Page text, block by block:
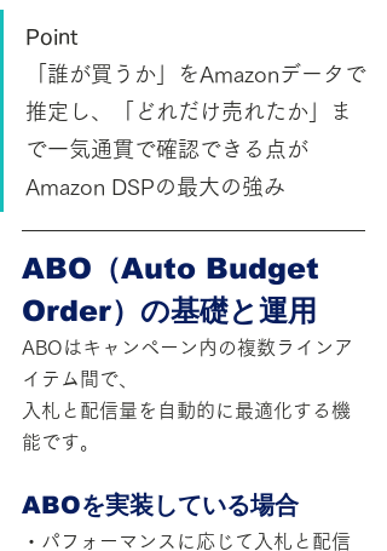
Point
「誰が買うか」をAmazonデータで
推定し、「どれだけ売れたか」ま
で一気通貫で確認できる点が
Amazon DSPの最大の強み
ABO（Auto Budget
Order）の基礎と運用
ABOはキャンペーン内の複数ラインア
イテム間で、
入札と配信量を自動的に最適化する機
能です。
ABOを実装している場合
・パフォーマンスに応じて入札と配信